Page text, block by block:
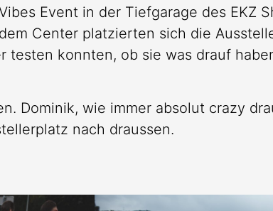
Event in der Tiefgarage des EKZ
Center platzierten sich die
testen konnten, ob sie was drauf
Dominik, wie immer absolut crazy
nach draussen.